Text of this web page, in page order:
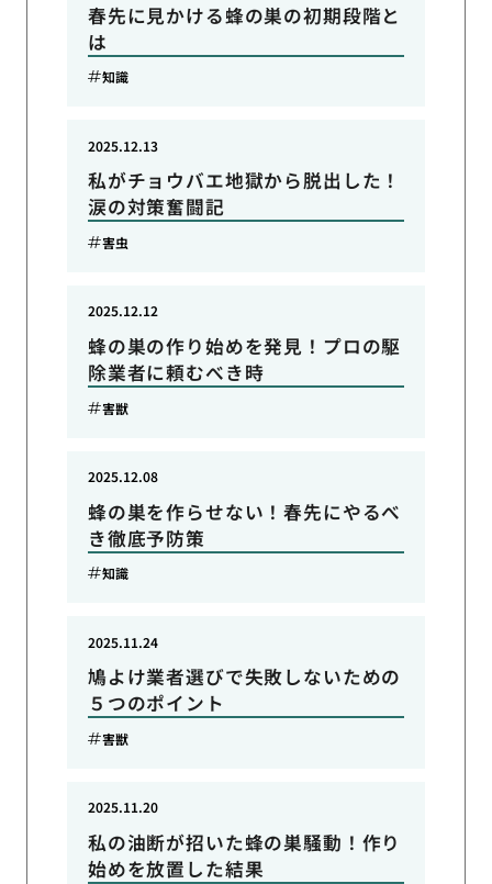
春先に見かける蜂の巣の初期段階と
は
知識
私がチョウバエ地獄から脱出した！
涙の対策奮闘記
2025.12.13
害虫
蜂の巣の作り始めを発見！プロの駆
除業者に頼むべき時
2025.12.12
害獣
蜂の巣を作らせない！春先にやるべ
き徹底予防策
2025.12.08
知識
鳩よけ業者選びで失敗しないための
５つのポイント
2025.11.24
害獣
私の油断が招いた蜂の巣騒動！作り
始めを放置した結果
2025.11.20